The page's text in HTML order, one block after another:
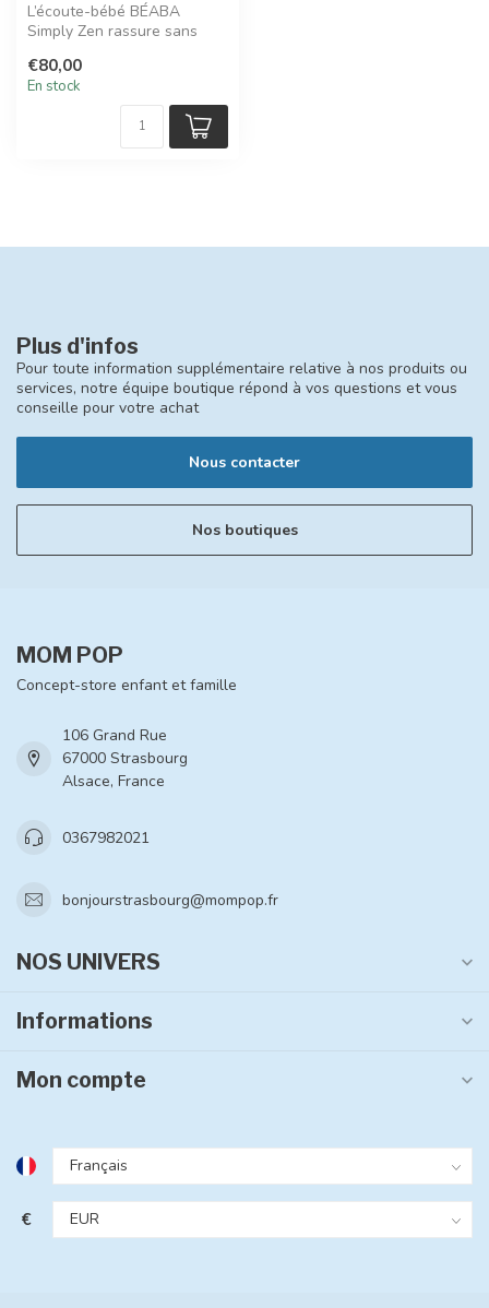
L’écoute-bébé BÉABA
Simply Zen rassure sans
technologie 0...
€80,00
En stock
Plus d'infos
Pour toute information supplémentaire relative à nos produits ou
services, notre équipe boutique répond à vos questions et vous
conseille pour votre achat
Nous contacter
Nos boutiques
MOM POP
Concept-store enfant et famille
106 Grand Rue
67000 Strasbourg
Alsace, France
0367982021
bonjourstrasbourg@mompop.fr
NOS UNIVERS
Informations
Mon compte
€